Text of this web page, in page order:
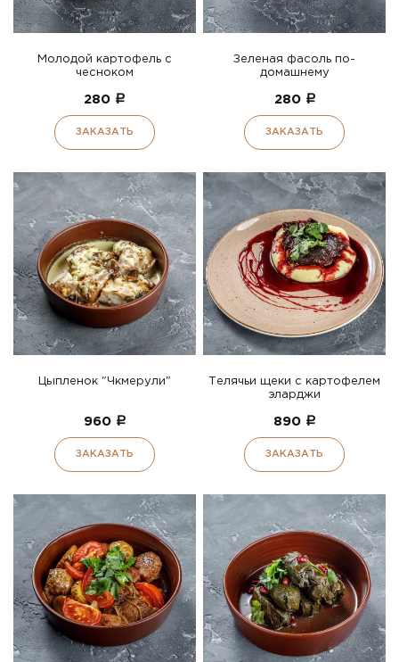
Молодой картофель с
чесноком
280 a
ЗАКАЗАТЬ
Зеленая фасоль по-
домашнему
280 a
ЗАКАЗАТЬ
Цыпленок "Чкмерули"
960 a
ЗАКАЗАТЬ
Телячьи щеки с картофелем
эларджи
890 a
ЗАКАЗАТЬ